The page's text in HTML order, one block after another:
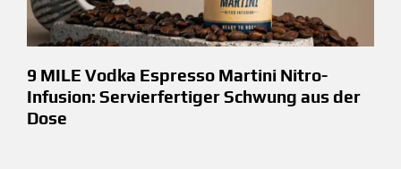
9 MILE Vodka Espresso Martini Nitro-
Infusion: Servierfertiger Schwung aus der
Dose